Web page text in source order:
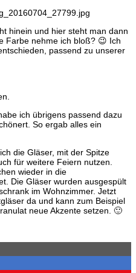
hinein und hier steht man dann
Farbe nehme ich bloß? 😉 Ich
passend zu unserer
ich übrigens passend dazu
So ergab alles ein
die Gläser, mit der Spitze
für weitere Feiern nutzen.
wieder in die
Die Gläser wurden ausgespült
im Wohnzimmer. Jetzt
da und kann zum Beispiel
neue Akzente setzen. 🙂